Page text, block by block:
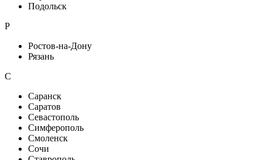
Подольск
Р
Ростов-на-Дону
Рязань
С
Саранск
Саратов
Севастополь
Симферополь
Смоленск
Сочи